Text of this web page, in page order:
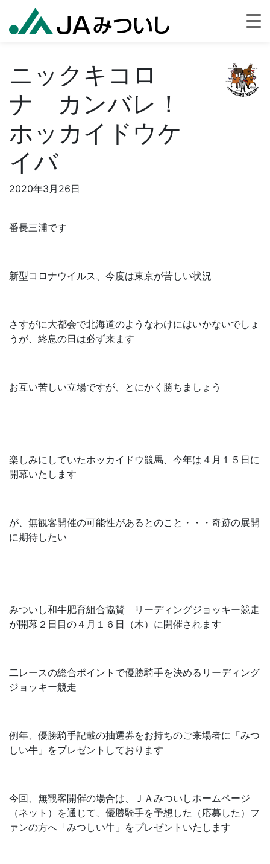
ニックキコロ
ナ カンバレ！
ホッカイドウケ
イバ
2020年3月26日
番長三浦です
新型コロナウイルス、今度は東京が苦しい状況
さすがに大都会で北海道のようなわけにはいかないでしょ
うが、終息の日は必ず来ます
お互い苦しい立場ですが、とにかく勝ちましょう
楽しみにしていたホッカイドウ競馬、今年は４月１５日に
開幕いたします
が、無観客開催の可能性があるとのこと・・・奇跡の展開
に期待したい
みついし和牛肥育組合協賛 リーディングジョッキー競走
が開幕２日目の４月１６日（木）に開催されます
二レースの総合ポイントで優勝騎手を決めるリーディング
ジョッキー競走
例年、優勝騎手記載の抽選券をお持ちのご来場者に「みつ
しい牛」をプレゼントしております
今回、無観客開催の場合は、ＪＡみついしホームページ
（ネット）を通じて、優勝騎手を予想した（応募した）フ
ァンの方へ「みつしい牛」をプレゼントいたします